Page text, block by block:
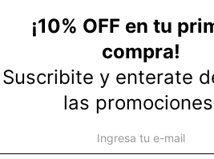
Métodos de
¡10% OFF en tu
compra!
Suscribite y enterate
las